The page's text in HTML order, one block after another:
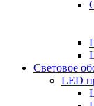
Световое
LED